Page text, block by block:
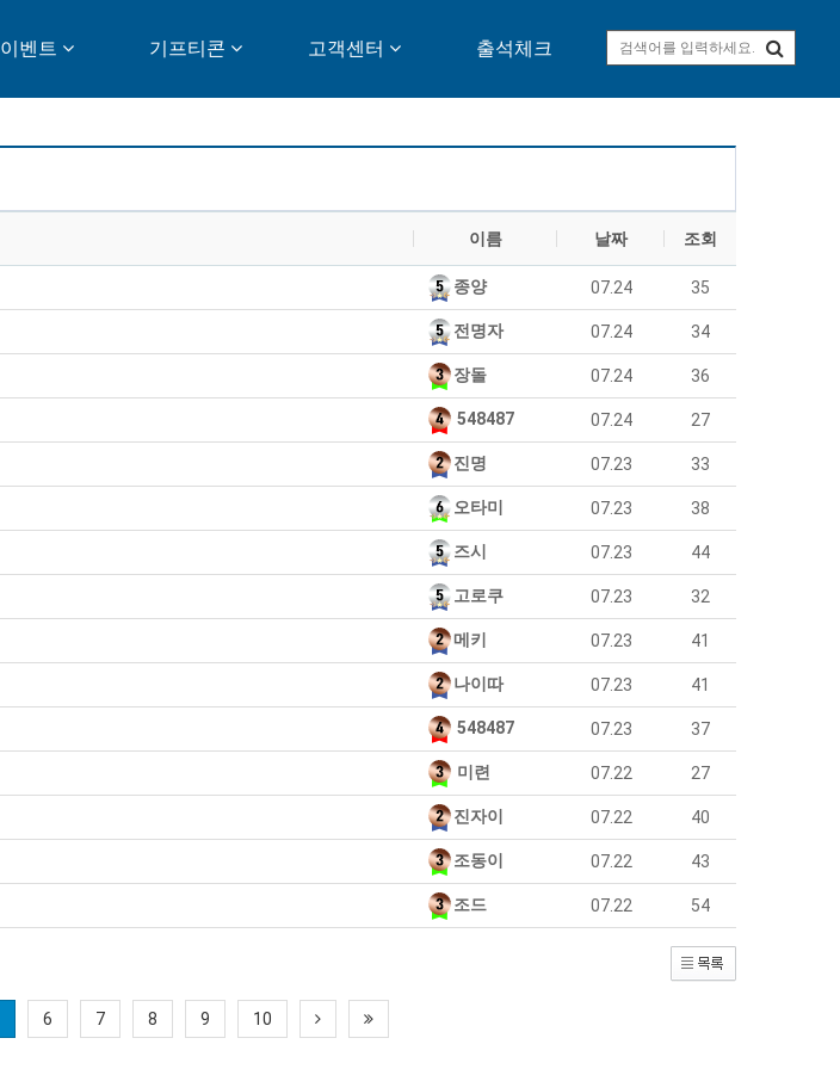
이벤트 기프티콘 고객센터 출석체크
이름 날짜 조회
종양 07.24 35
전명자 07.24 34
장돌 07.24 36
548487 07.24 27
진명 07.23 33
오타미 07.23 38
즈시 07.23 44
고로쿠 07.23 32
메키 07.23 41
나이따 07.23 41
548487 07.23 37
미련 07.22 27
진자이 07.22 40
조동이 07.22 43
조드 07.22 54
6 7 8 9 10